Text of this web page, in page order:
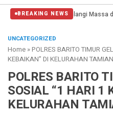
BREAKING NEWS
Polisi Halangi Massa di Patung
UNCATEGORIZED
Home »POLRES BARITO TIMUR
KEBAIKAN” DI KELURAHAN
POLRES BARITO
SOSIAL “1 HARI 1
KELURAHAN